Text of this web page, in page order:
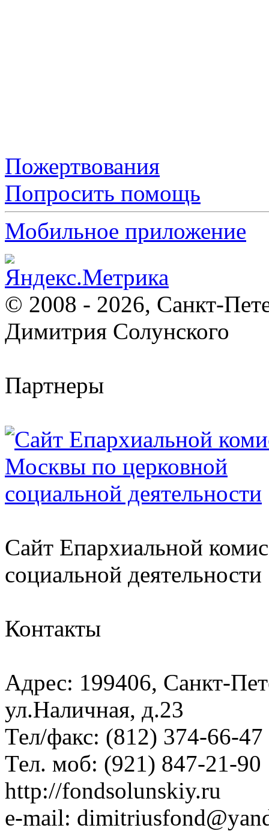
Пожертвования
Попросить помощь
Мобильное приложение
© 2008 - 2026, Санкт-
Димитрия Солунского
Партнеры
Сайт Епархиальной
социальной деятельности
Контакты
Адрес: 199406, Санкт-
ул.Наличная, д.23
Тел/факс: (812) 374-66-47
Тел. моб: (921) 847-21-90
http://fondsolunskiy.ru
e-mail: